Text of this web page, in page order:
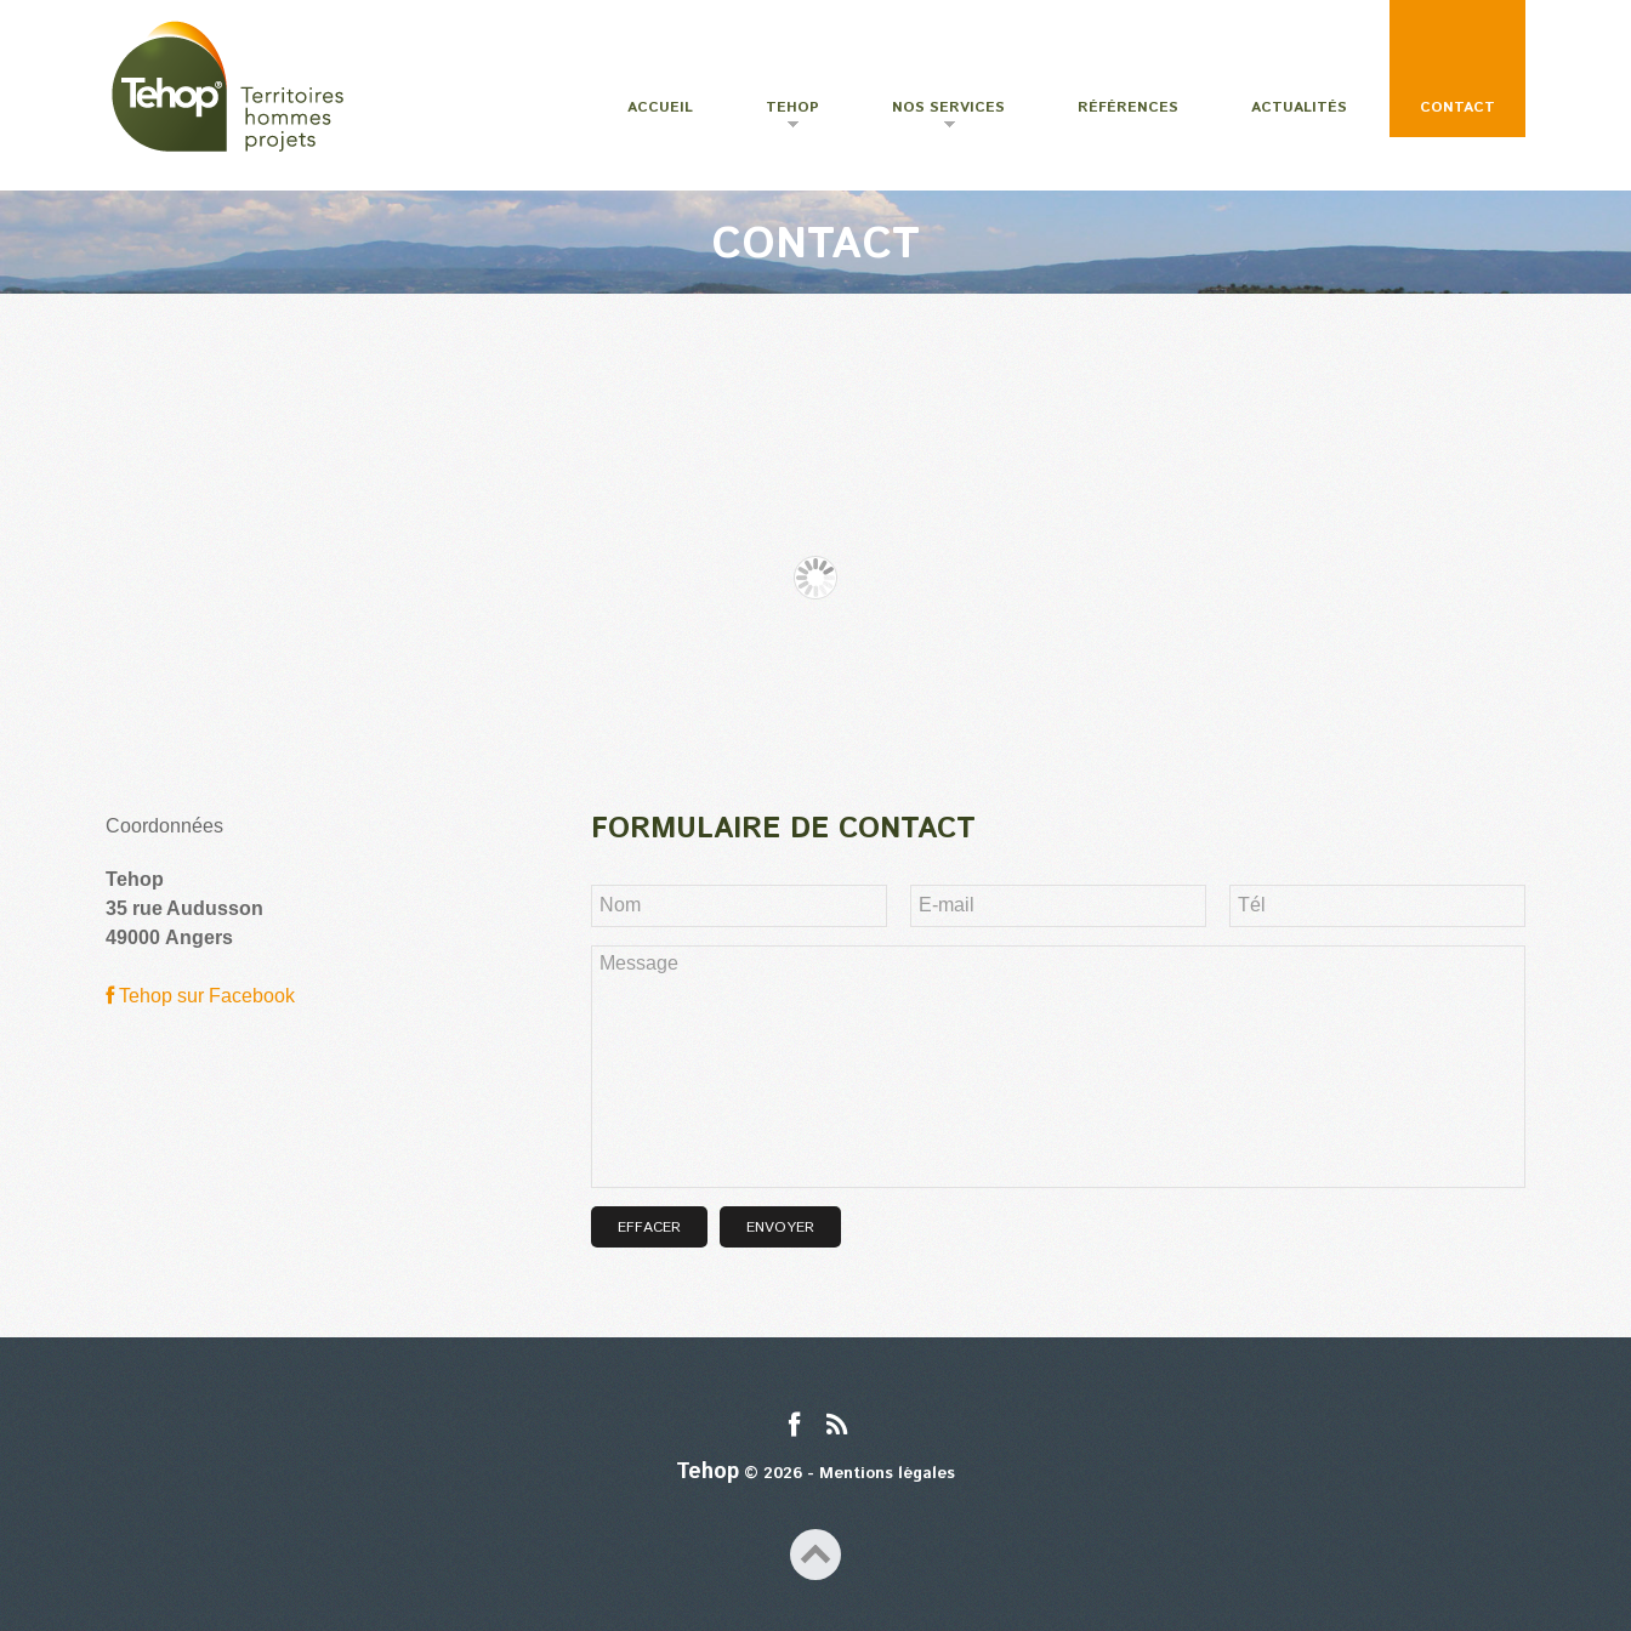
ACCUEIL TEHOP NOS SERVICES RÉFÉRENCES ACTUALITÉS CONTACT
CONTACT
Coordonnées
Tehop
35 rue Audusson
49000 Angers
Tehop sur Facebook
FORMULAIRE DE CONTACT
Tehop © 2026 - Mentions légales